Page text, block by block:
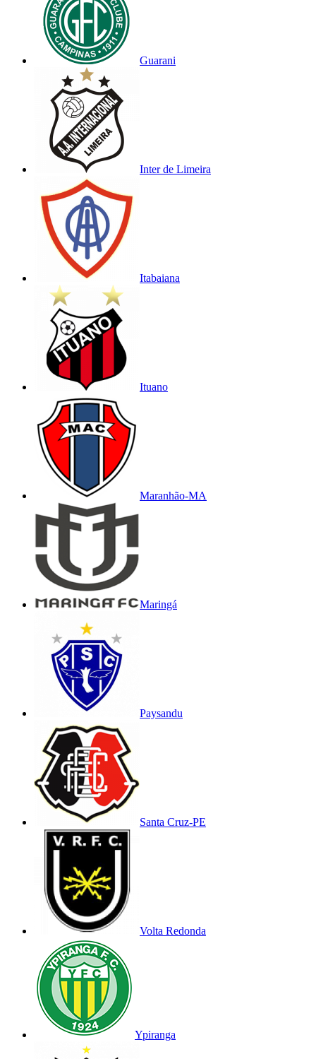
Guarani
Inter de Limeira
Itabaiana
Ituano
Maranhão-MA
Maringá
Paysandu
Santa Cruz-PE
Volta Redonda
Ypiranga